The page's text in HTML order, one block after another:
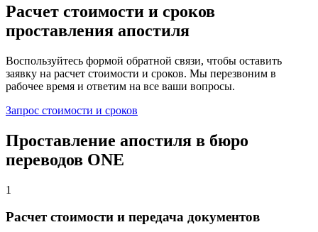
Расчет стоимости и сроков
проставления апостиля
Воспользуйтесь формой обратной связи, чтобы оставить
заявку на расчет стоимости и сроков. Мы перезвоним в
рабочее время и ответим на все ваши вопросы.
Запрос стоимости и сроков
Проставление апостиля в бюро
переводов ONE
1
Расчет стоимости и передача документов